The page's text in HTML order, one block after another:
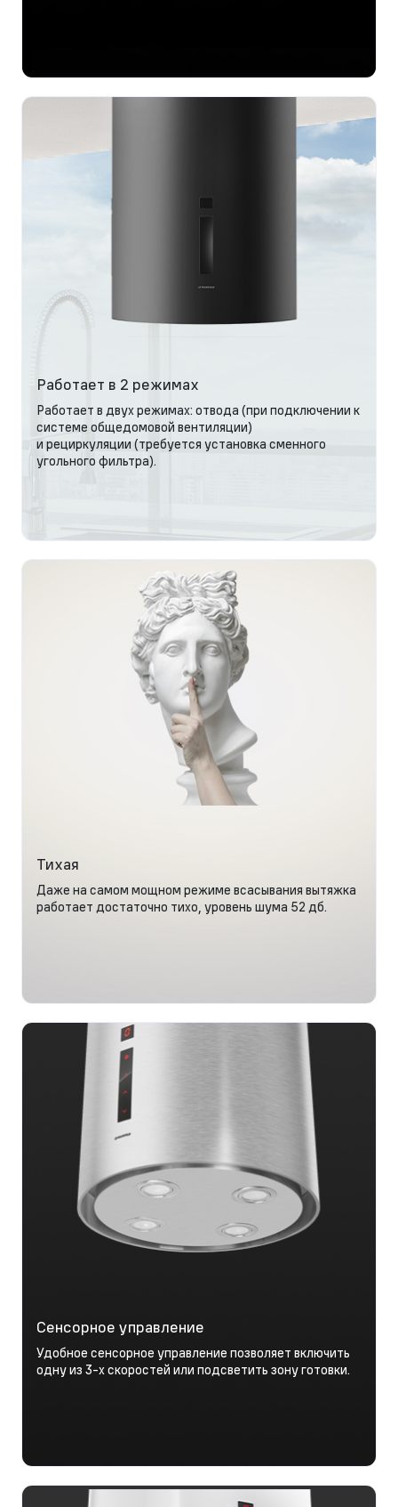
Работает в 2 режимах
Работает в двух режимах: отвода (при подключении к
системе общедомовой вентиляции)
и рециркуляции (требуется установка сменного
угольного фильтра).
Тихая
Даже на самом мощном режиме всасывания вытяжка
работает достаточно тихо, уровень шума 52 дб.
Сенсорное управление
Удобное сенсорное управление позволяет включить
одну из 3-х скоростей или подсветить зону готовки.